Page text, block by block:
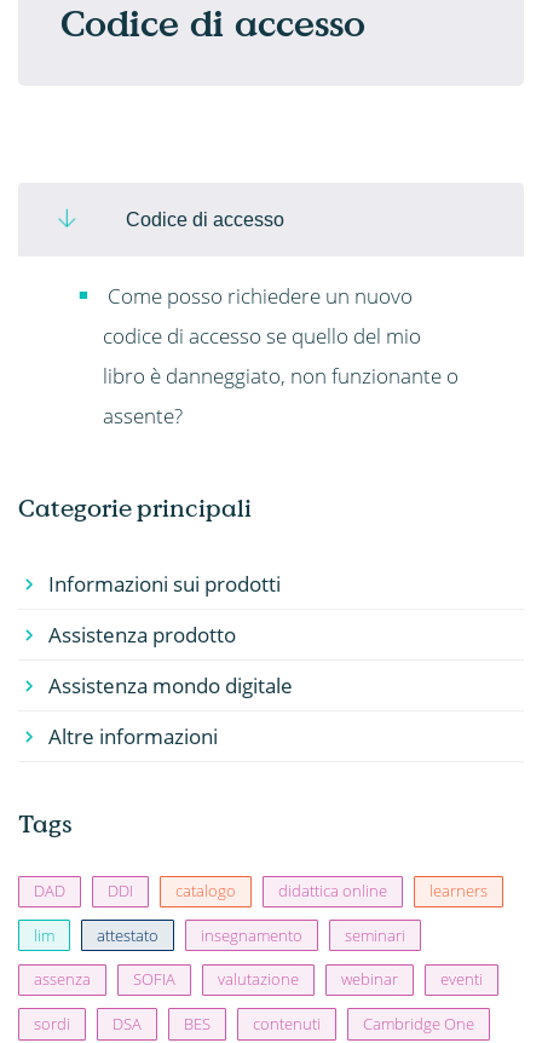
Codice di accesso
Categorie principali
Informazioni sui prodotti
Assistenza prodotto
Assistenza mondo digitale
Altre informazioni
Tags
DAD DDI catalogo didattica online learners
lim attestato insegnamento seminari
assenza SOFIA valutazione webinar eventi
sordi DSA BES contenuti Cambridge One
Codice di accesso
Come posso richiedere un nuovo
codice di accesso se quello del mio
libro è danneggiato, non funzionante o
assente?